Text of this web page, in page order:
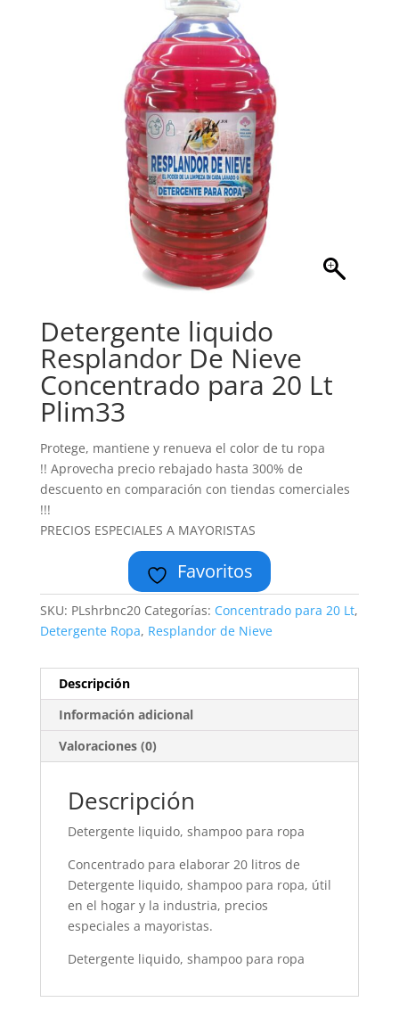
Detergente liquido
Resplandor De Nieve
Concentrado para 20 Lt
Plim33
Protege, mantiene y renueva el color de tu ropa
!! Aprovecha precio rebajado hasta 300% de
descuento en comparación con tiendas comerciales
!!!
PRECIOS ESPECIALES A MAYORISTAS
Favoritos
SKU: PLshrbnc20 Categorías: Concentrado para 20 Lt,
Detergente Ropa, Resplandor de Nieve
Descripción
Información adicional
Valoraciones (0)
Descripción
Detergente liquido, shampoo para ropa
Concentrado para elaborar 20 litros de
Detergente liquido, shampoo para ropa, útil
en el hogar y la industria, precios
especiales a mayoristas.
Detergente liquido, shampoo para ropa